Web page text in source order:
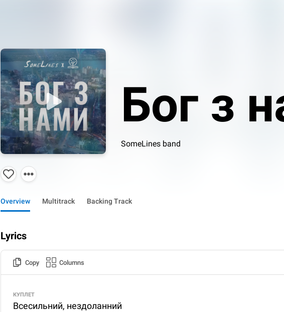
Бог з
SomeLines band
Overview Multitrack Backing Track
Lyrics
Copy Columns
КУПЛЕТ
Всесильний, нездоланний